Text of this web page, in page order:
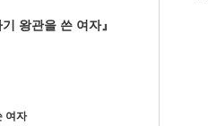
왕관을 쓴 여자』
여자